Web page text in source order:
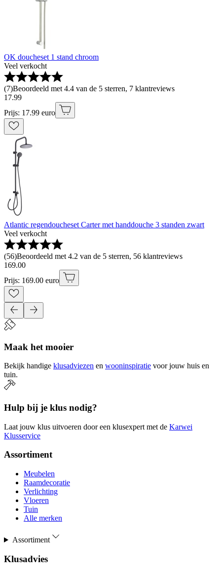
OK doucheset 1 stand chroom
Veel verkocht
(7)Beoordeeld met 4.4 van de 5 sterren, 7 klantreviews
17.99
Prijs: 17.99 euro
Atlantic regendoucheset Carter met handdouche 3 standen zwart
Veel verkocht
(56)Beoordeeld met 4.2 van de 5 sterren, 56 klantreviews
169.00
Prijs: 169.00 euro
Maak het mooier
Bekijk handige klusadviezen en wooninspiratie voor jouw huis en
tuin.
Hulp bij je klus nodig?
Laat jouw klus uitvoeren door een klusexpert met de Karwei
Klusservice
Assortiment
Meubelen
Raamdecoratie
Verlichting
Vloeren
Tuin
Alle merken
Assortiment
Klusadvies